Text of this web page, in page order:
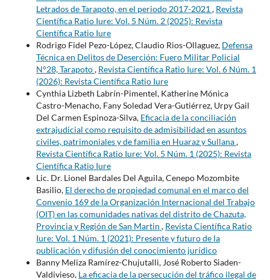
Letrados de Tarapoto, en el periodo 2017-2021 , Revista
Científica Ratio Iure: Vol. 5 Núm. 2 (2025): Revista
Científica Ratio Iure
Rodrigo Fidel Pezo-López, Claudio Rios-Ollaguez, Defensa
Técnica en Delitos de Deserción: Fuero Militar Policial
N°28, Tarapoto, Revista Científica Ratio Iure: Vol. 6 Núm. 1
(2026): Revista Científica Ratio Iure
Cynthia Lizbeth Labrín-Pimentel, Katherine Mónica
Castro-Menacho, Fany Soledad Vera-Gutiérrez, Urpy Gail
Del Carmen Espinoza-Silva, Eficacia de la conciliación
extrajudicial como requisito de admisibilidad en asuntos
civiles, patrimoniales y de familia en Huaraz y Sullana,
Revista Científica Ratio Iure: Vol. 5 Núm. 1 (2025): Revista
Científica Ratio Iure
Lic. Dr. Lionel Bardales Del Aguila, Cenepo Mozombite
Basilio, El derecho de propiedad comunal en el marco del
Convenio 169 de la Organización Internacional del Trabajo
(OIT) en las comunidades nativas del distrito de Chazuta,
Provincia y Región de San Martin , Revista Científica Ratio
Iure: Vol. 1 Núm. 1 (2021): Presente y futuro de la
publicación y difusión del conocimiento jurídico
Banny Meliza Ramírez-Chujutalli, José Roberto Siaden-
Valdivieso, La eficacia de la persecución del tráfico ilegal de